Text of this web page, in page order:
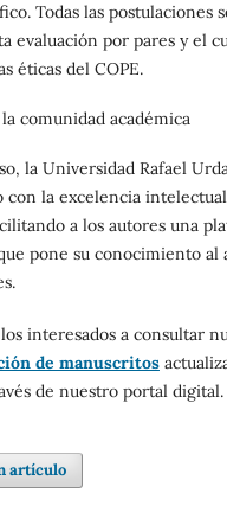
Todas las postulaciones
evaluación por pares y el
éticas del COPE.
comunidad académica
la Universidad Rafael
con la excelencia
a los autores una
pone su conocimiento al
interesados a consultar
de manuscritos
de nuestro portal digital.
artículo